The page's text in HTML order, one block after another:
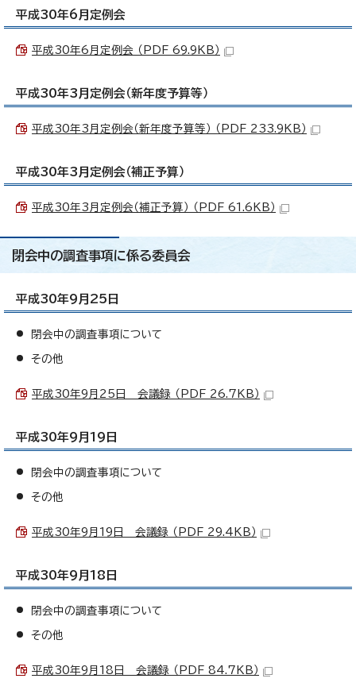
平成30年6月定例会
平成30年6月定例会 （PDF 69.9KB）
平成30年3月定例会（新年度予算等）
平成30年3月定例会（新年度予算等） （PDF 233.9KB）
平成30年3月定例会（補正予算）
平成30年3月定例会（補正予算） （PDF 61.6KB）
閉会中の調査事項に係る委員会
平成30年9月25日
閉会中の調査事項について
その他
平成30年9月25日 会議録 （PDF 26.7KB）
平成30年9月19日
閉会中の調査事項について
その他
平成30年9月19日 会議録 （PDF 29.4KB）
平成30年9月18日
閉会中の調査事項について
その他
平成30年9月18日 会議録 （PDF 84.7KB）